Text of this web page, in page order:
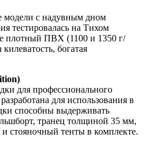
модели с надувным дном
тестировалась на Тихом
плотный ПВХ (1100 и 1350 г/
богатая
для профессионального
для использования в
способны выдерживать
транец толщиной 35 мм,
стояночный тенты в комплекте.